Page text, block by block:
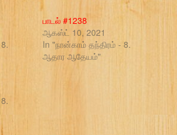
பாடல் #1238
ஆகஸ்ட் 10, 2021
In "நான்காம் தந்திரம் - 8.
ஆதார ஆதேயம்"